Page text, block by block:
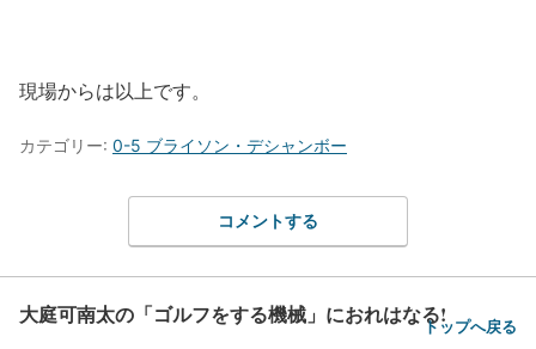
現場からは以上です。
カテゴリー: 0-5 ブライソン・デシャンボー
コメントする
大庭可南太の「ゴルフをする機械」におれはなる!トップへ戻る